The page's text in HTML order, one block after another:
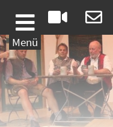
Weiter zum Inhalt
Menü